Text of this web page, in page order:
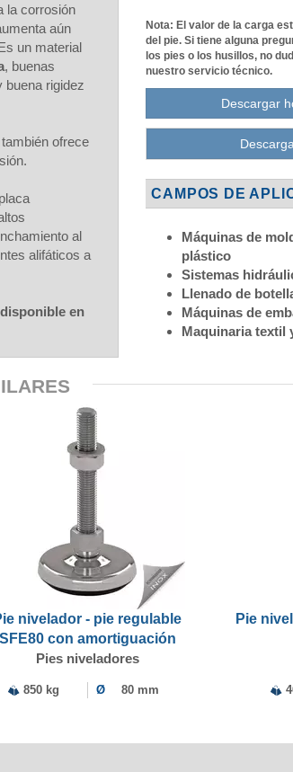
la corrosión
aún
un material
, buenas
buena rigidez
ofrece
al
alifáticos a
en
Nota: El valor de la carga
del pie. Si tiene alguna
los pies o los husillos, no
nuestro servicio técnico.
Descargar
CAMPOS DE
Máquinas de
plástico
Sistemas
Llenado de
Máquinas de
Maquinaria textil
nivelador - pie regulable
SFE80 con amortiguación
Pies niveladores
850 kg Ø 80 mm
Pie